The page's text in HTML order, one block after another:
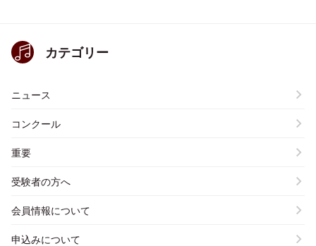
カテゴリー
ニュース
コンクール
重要
受験者の方へ
会員情報について
申込みについて